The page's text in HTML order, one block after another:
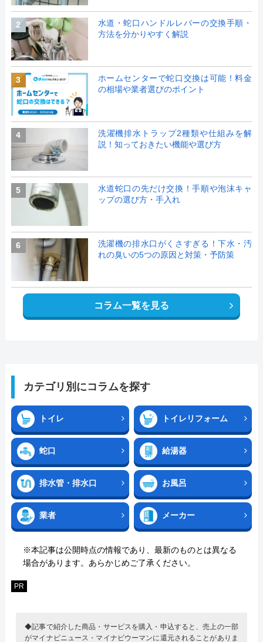
2
水道・蛇口ハンドルレバーの交換手順・
方法を分かりやすく解説
3
ホームセンターで蛇口交換は可能！料金
の相場や業者選びのポイント
4
洗濯機排水トラップ2種類や仕組みを解
説！知っておきたい機能や選び方
5
水道蛇口の先だけ交換！手順や泡沫キャ
ップの選び方・手入れ
6
洗濯機の排水口がくさすぎる！下水・汚
れの臭いの5つの原因と対策・予防策
コラム一覧を見る
カテゴリ別にコラムを探す
トイレ トイレリフォーム
蛇口 給湯器
排水管・排水口 お風呂
業者 メーカー
※本記事は公開時点の情報であり、最新のものとは異なる
場合があります。あらかじめご了承ください。
PR
◆記事で紹介した商品・サービスを購入・申込すると、売上の一部
がマイナビニュース・マイナビウーマンに還元されることがありま